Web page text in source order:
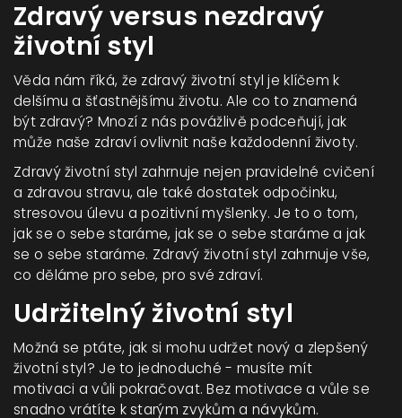
Zdravý versus nezdravý
životní styl
Věda nám říká, že zdravý životní styl je klíčem k
delšímu a šťastnějšímu životu. Ale co to znamená
být zdravý? Mnozí z nás povážlivě podceňují, jak
může naše zdraví ovlivnit naše každodenní životy.
Zdravý životní styl zahrnuje nejen pravidelné cvičení
a zdravou stravu, ale také dostatek odpočinku,
stresovou úlevu a pozitivní myšlenky. Je to o tom,
jak se o sebe staráme, jak se o sebe staráme a jak
se o sebe staráme. Zdravý životní styl zahrnuje vše,
co děláme pro sebe, pro své zdraví.
Udržitelný životní styl
Možná se ptáte, jak si mohu udržet nový a zlepšený
životní styl? Je to jednoduché - musíte mít
motivaci a vůli pokračovat. Bez motivace a vůle se
snadno vrátíte k starým zvykům a návykům.